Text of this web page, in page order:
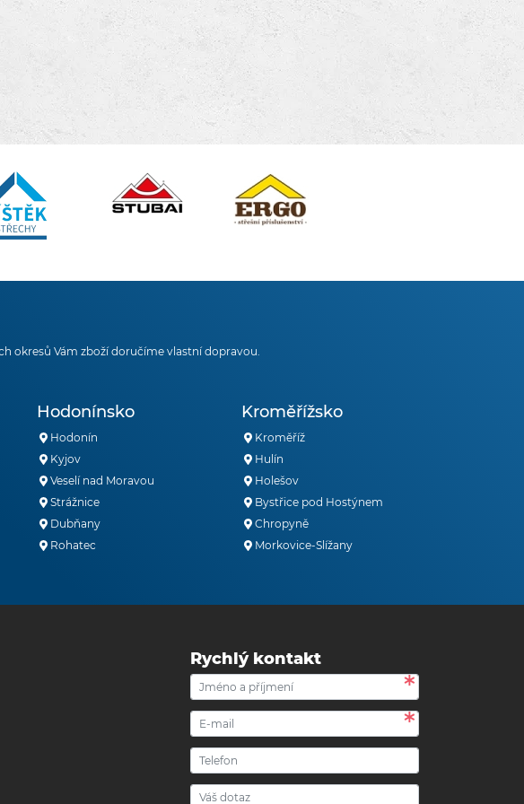
okresů Vám zboží doručíme vlastní dopravou.
Hodonínsko
Hodonín
Kyjov
Veselí nad Moravou
Strážnice
Dubňany
Rohatec
Kroměřížsko
Kroměříž
Hulín
Holešov
Bystřice pod Hostýnem
Chropyně
Morkovice-Slížany
Rychlý kontakt